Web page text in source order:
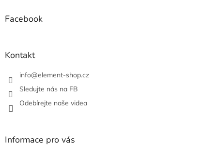
Facebook
Kontakt
info@element-shop.cz
Sledujte nás na FB
Odebírejte naše videa
Informace pro vás